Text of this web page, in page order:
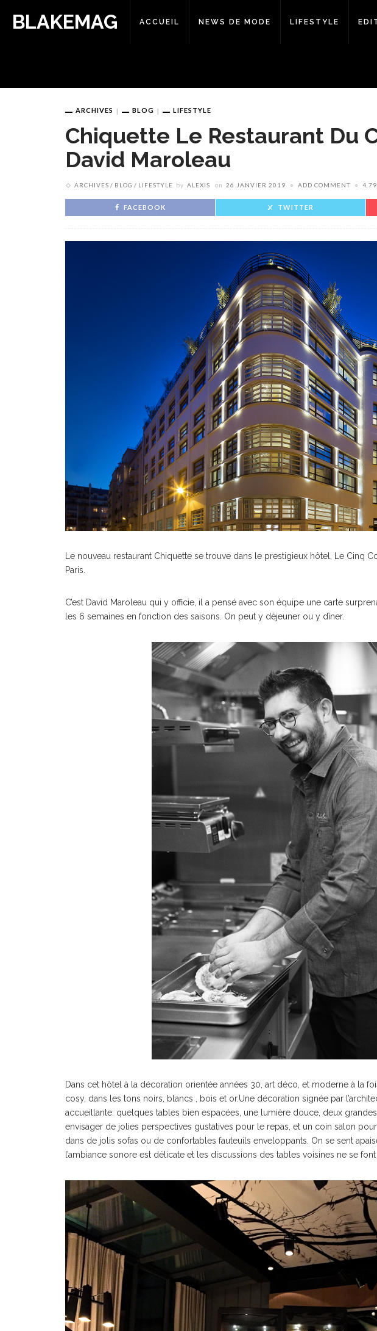
BLAKEMAG ACCUEIL NEWS DE MODE LIFESTYLE
ARCHIVES BLOG LIFESTYLE
Chiquette Le Restaurant Du
David Maroleau
ARCHIVES BLOG LIFESTYLE by ALEXIS on 26 JANVIER 2019 ADD COMMENT
FACEBOOK TWITTER
Le nouveau restaurant Chiquette se trouve dans le prestigieux hôtel, Le Cinq
Paris.
C’est David Maroleau qui y officie, il a pensé avec son équipe une carte
les 6 semaines en fonction des saisons. On peut y déjeuner ou y dîner.
Dans cet hôtel à la décoration orientée années 30, art déco, et moderne à la
cosy, dans les tons noirs, blancs , bois et or.Une décoration signée par
accueillante: quelques tables bien espacées, une lumière douce, deux
envisager de jolies perspectives gustatives pour le repas, et un coin salon
dans de jolis sofas ou de confortables fauteuils enveloppants. On se sent
l’ambiance sonore est délicate et les discussions des tables voisines ne se font